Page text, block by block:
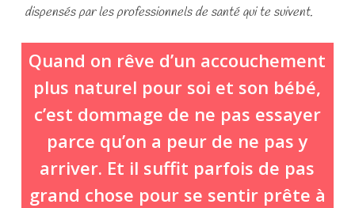
dispensés par les professionnels de santé qui te suivent.
Quand on rêve d’un accouchement
plus naturel pour soi et son bébé,
c’est dommage de ne pas essayer
parce qu’on a peur de ne pas y
arriver. Et il suffit parfois de pas
grand chose pour se sentir prête à